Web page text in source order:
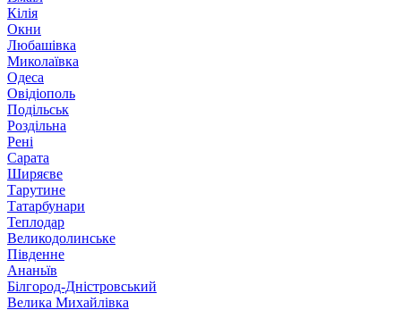
Кілія
Окни
Любашівка
Миколаївка
Одеса
Овідіополь
Подільськ
Роздільна
Рені
Сарата
Ширяєве
Тарутине
Татарбунари
Теплодар
Великодолинське
Південне
Ананьїв
Білгород-Дністровський
Велика Михайлівка